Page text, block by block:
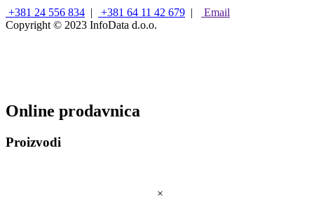
stoni
računari
Microsoft
tableti
laptopovi
Online prodavnica
Proizvodi
×
+381 24 556 834 | +381 64 11 42 679 |
Email
Copyright © 2023 InfoData d.o.o.